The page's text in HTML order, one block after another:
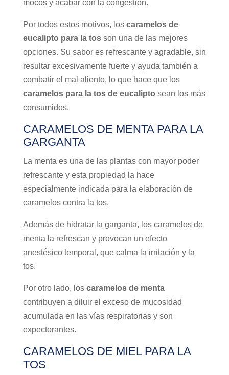
mocos y acabar con la congestión.
Por todos estos motivos, los caramelos de
eucalipto para la tosson una de las mejores
opciones. Su sabor es refrescante y agradable, sin
resultar excesivamente fuerte y ayuda también a
combatir el mal aliento, lo que hace que los
caramelos para la tos de eucalipto sean los más
consumidos.
CARAMELOS DE MENTA PARA LA
GARGANTA
La menta es una de las plantas con mayor poder
refrescante y esta propiedad la hace
especialmente indicada para la elaboración de
caramelos contra la tos.
Además de hidratar la garganta, los caramelos de
menta la refrescan y provocan un efecto
anestésico temporal, que calma la irritación y la
tos.
Por otro lado, los caramelos de menta
contribuyen a diluir el exceso de mucosidad
acumulada en las vías respiratorias y son
expectorantes.
CARAMELOS DE MIEL PARA LA
TOS